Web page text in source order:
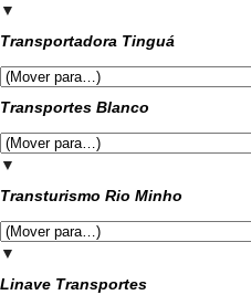
▼
Transportadora Tinguá
Transportes Blanco
▼
Transturismo Rio Minho
▼
Linave Transportes